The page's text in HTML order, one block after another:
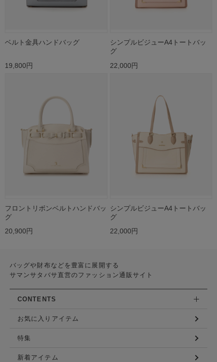
ベルト金具ハンドバッグ
19,800円
シンプルビジューA4トートバッ
グ
22,000円
フロントリボンベルトハンドバッ
グ
20,900円
シンプルビジューA4トートバッ
グ
22,000円
バッグや財布などを豊富に展開する
サマンサタバサ直営のファッション通販サイト
CONTENTS
お気に入りアイテム
特集
新着アイテム